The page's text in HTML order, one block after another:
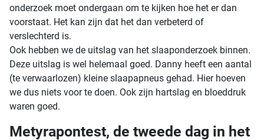
onderzoek moet ondergaan om te kijken hoe het er dan
voorstaat. Het kan zijn dat het dan verbeterd of
verslechterd is.
Ook hebben we de uitslag van het slaaponderzoek binnen.
Deze uitslag is wel helemaal goed. Danny heeft een aantal
(te verwaarlozen) kleine slaapapneus gehad. Hier hoeven
we dus niets voor te doen. Ook zijn hartslag en bloeddruk
waren goed.
Metyrapontest, de tweede dag in het